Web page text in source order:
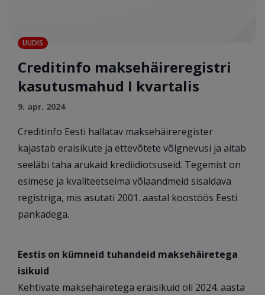
UUDIS
Creditinfo maksehäireregistri
kasutusmahud I kvartalis
9. apr. 2024
Creditinfo Eesti hallatav maksehäireregister
kajastab eraisikute ja ettevõtete võlgnevusi ja aitab
seeläbi taha arukaid krediidiotsuseid. Tegemist on
esimese ja kvaliteetseima võlaandmeid sisaldava
registriga, mis asutati 2001. aastal koostöös Eesti
pankadega.
Eestis on kümneid tuhandeid maksehäiretega
isikuid
Kehtivate maksehäiretega eraisikuid oli 2024. aasta